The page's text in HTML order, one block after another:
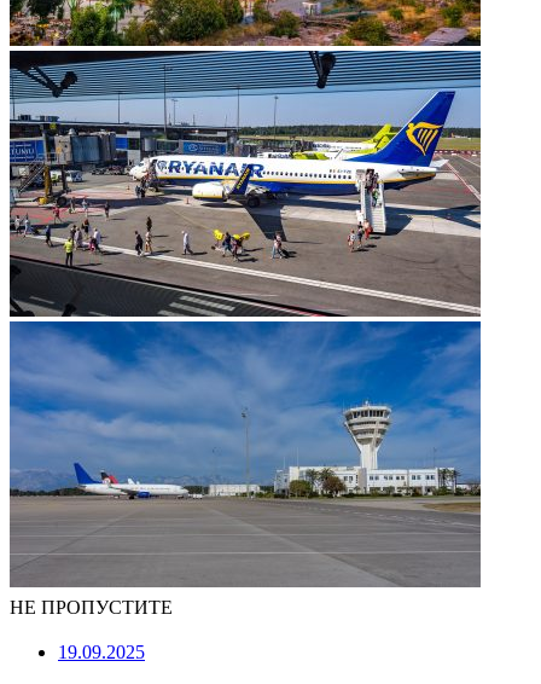
НЕ ПРОПУСТИТЕ
19.09.2025